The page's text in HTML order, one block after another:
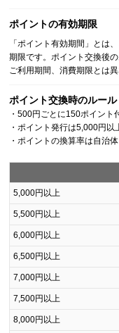
ポイントの有効期限
「ポイント有効期間」とは
期限です。ポイント交換後
ご利用期間、消費期限とは
ポイント交換時のルール
・500円ごとに150ポイント
・ポイント発行は5,000円以
・ポイントの換算率は自治
5,000円以上
5,500円以上
6,000円以上
6,500円以上
7,000円以上
7,500円以上
8,000円以上